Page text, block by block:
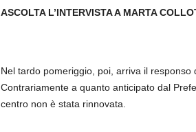
ASCOLTA L’INTERVISTA A MARTA
Nel tardo pomeriggio, poi, arriva il responso
Contrariamente a quanto anticipato dal
centro non è stata rinnovata.